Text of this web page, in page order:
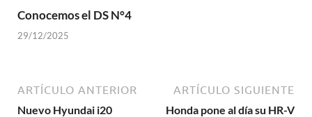
Conocemos el DS N°4
29/12/2025
ARTÍCULO ANTERIOR
Nuevo Hyundai i20
ARTÍCULO SIGUIENTE
Honda pone al día su HR-V